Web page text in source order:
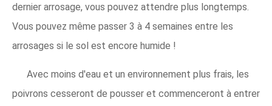
dernier arrosage, vous pouvez attendre plus longtemps.
Vous pouvez même passer 3 à 4 semaines entre les
arrosages si le sol est encore humide !
Avec moins d'eau et un environnement plus frais, les
poivrons cesseront de pousser et commenceront à entrer